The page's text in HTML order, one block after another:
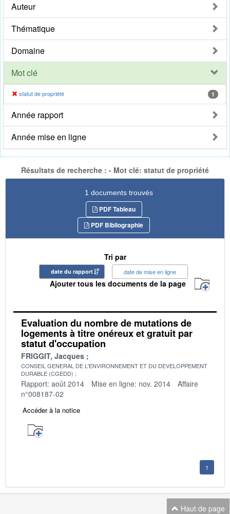
Auteur
Thématique
Domaine
Mot clé
statut de propriété 1
Année rapport
Année mise en ligne
Résultats de recherche : - Mot clé: statut de propriété
1 documents trouvés
PDF Tableau
PDF Bibliographie
Tri par
date du rapport date de mise en ligne
Ajouter tous les documents de la page
Evaluation du nombre de mutations de
logements à titre onéreux et gratuit par
statut d'occupation
FRIGGIT, Jacques
CONSEIL GENERAL DE L'ENVIRONNEMENT ET DU DEVELOPPEMENT
DURABLE (CGEDD)
Rapport: août 2014 Mise en ligne: nov. 2014
Affaire
n°008187-02
Accéder à la notice
1
Haut de page